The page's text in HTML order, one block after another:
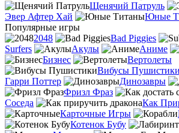
Щенячий Патруль
Эвер Афтер Хай
Юные
Популярные игры
2048
Bad Piggies
Surfers
Акулы Аниме
Бизнес
Вертолеты
Вибусы Пушистики
Гарри Поттер
Динозавры
Фризл Фраз
Соседа
Как
Карточные Игры
Котенок Бубу